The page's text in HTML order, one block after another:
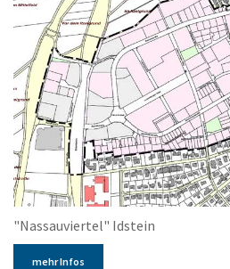
"Nassauviertel" Idstein
mehr Infos